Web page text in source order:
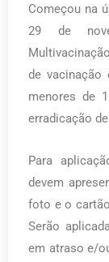
Começou na
29 de
de vacinação
menores de
erradicação
Para
devem
foto e o
Serão
em atraso e/